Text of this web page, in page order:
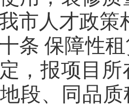
市人才政策
保障性租
，报项目
段、同品